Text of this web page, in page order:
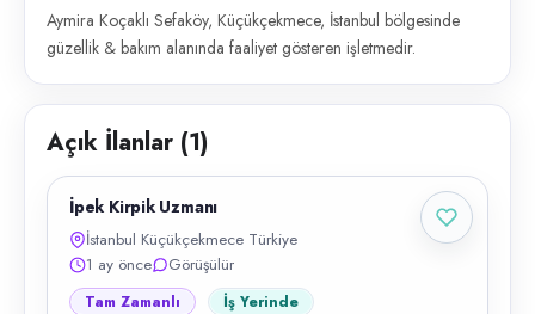
Aymira Koçaklı Sefaköy, Küçükçekmece, İstanbul bölgesinde
güzellik & bakım alanında faaliyet gösteren işletmedir.
Açık İlanlar (1)
İpek Kirpik Uzmanı
İstanbul Küçükçekmece Türkiye
1 ay önce
Görüşülür
Tam Zamanlı İş Yerinde